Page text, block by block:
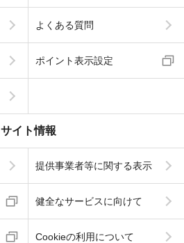
よくある質問
ポイント表示設定
サイト情報
提供事業者等に関する表示
健全なサービスに向けて
Cookieの利用について